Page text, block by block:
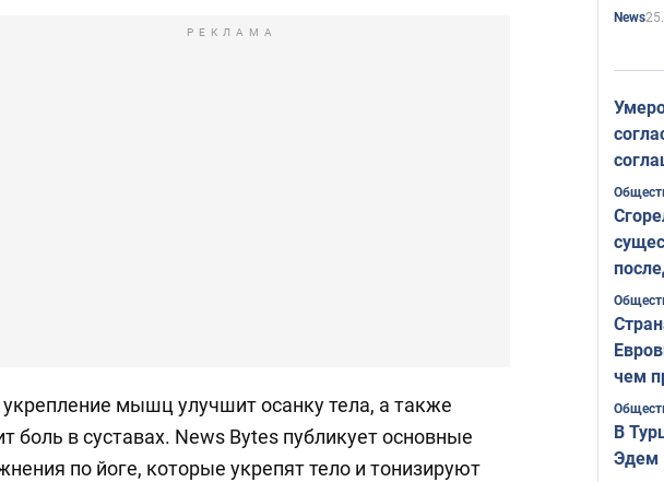
РЕКЛАМА
мышц улучшит осанку тела, а также
боль в суставах. News Bytes публикует основные
по йоге, которые укрепят тело и тонизируют
News
чем
В
Эдем